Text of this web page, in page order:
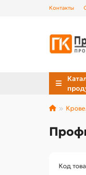
Контакты
Код